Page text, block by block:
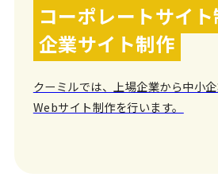
コーポレートサイ
企業サイト制作
クーミルでは、上場企業から中小
Webサイト制作を行います。